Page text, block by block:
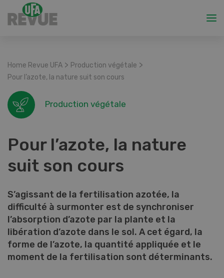
Home Revue UFA > Production végétale >
Pour l’azote, la nature suit son cours
Production végétale
Pour l’azote, la nature
suit son cours
S’agissant de la fertilisation azotée, la
difficulté à surmonter est de synchroniser
l’absorption d’azote par la plante et la
libération d’azote dans le sol. A cet égard, la
forme de l’azote, la quantité appliquée et le
moment de la fertilisation sont déterminants.